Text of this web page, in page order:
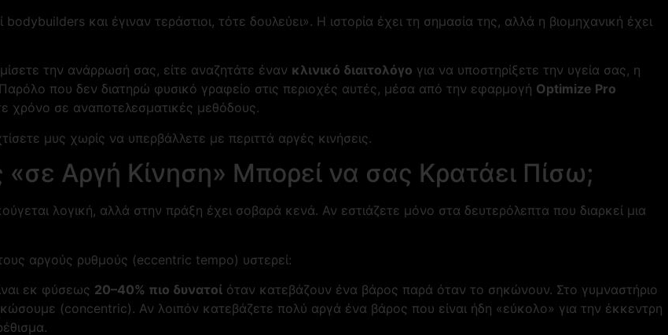
και έγιναν τεράστιοι, τότε δουλεύει». Η ιστορία έχει τη σημασία της, αλλά η βιομηχανική έχει
την ανάρρωσή σας, είτε αναζητάτε έναν κλινικό διαιτολόγο για να υποστηρίξετε την υγεία σας, η
που δεν διατηρώ φυσικό γραφείο στις περιοχές αυτές, μέσα από την εφαρμογή Optimize Pro
χρόνο σε αναποτελεσματικές μεθόδους.
μυς χωρίς να υπερβάλλετε με περιττά αργές κινήσεις.
«σε Αργή Κίνηση» Μπορεί να σας Κρατάει Πίσω;
λογική, αλλά στην πράξη έχει σοβαρά κενά. Αν εστιάζετε μόνο στα δευτερόλεπτα που διαρκεί μια
αργούς ρυθμούς (eccentric tempo) υστερεί:
εκ φύσεως 20–40% πιο δυνατοί όταν κατεβάζουν ένα βάρος παρά όταν το σηκώνουν. Στο γυμναστήριο
(concentric). Αν λοιπόν κατεβάζετε πολύ αργά ένα βάρος που είναι ήδη «εύκολο» για την έκκεντρη